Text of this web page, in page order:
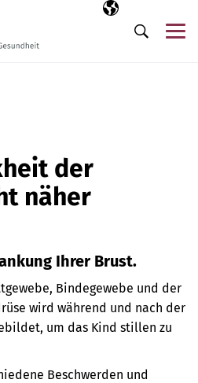
Ausgewählte
DE
Suche
der
näher
Ihrer Brust.
Bindegewebe und der
wird während und nach der
um das Kind stillen zu
Beschwerden und